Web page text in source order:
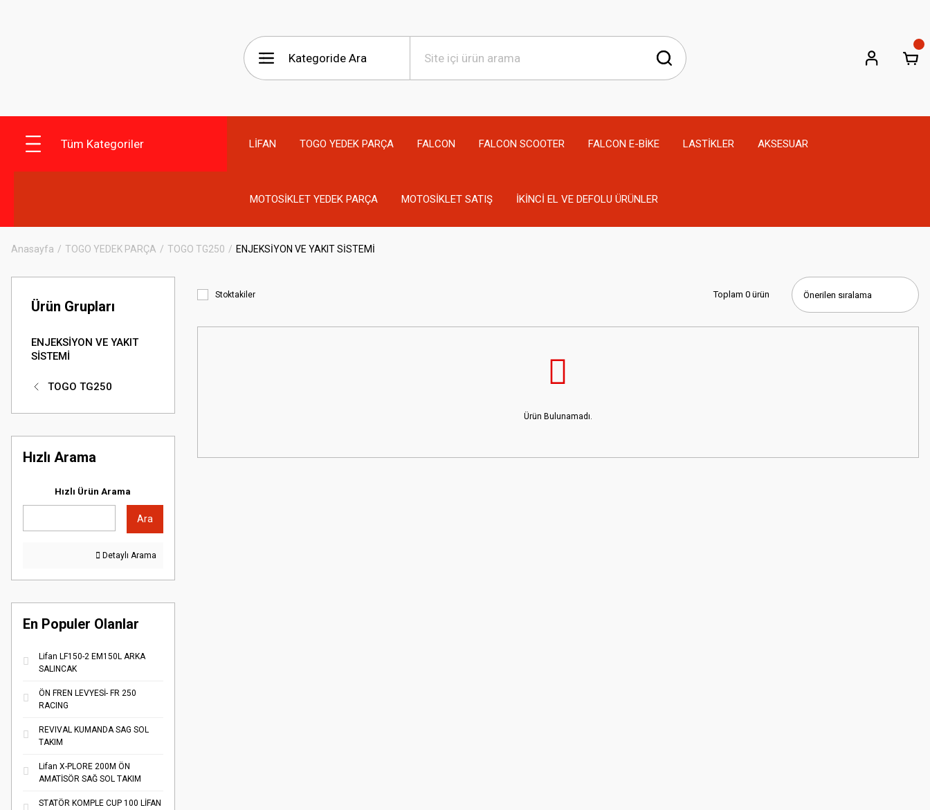
Tüm Kategoriler LİFAN TOGO YEDEK PARÇA FALCON FALCON SCOOTER FALCON E-BİKE LASTİKLER AKSESUAR
MOTOSİKLET YEDEK PARÇA MOTOSİKLET SATIŞ İKİNCİ EL VE DEFOLU ÜRÜNLER
Anasayfa TOGO YEDEK PARÇA TOGO TG250 ENJEKSİYON VE YAKIT SİSTEMİ
Ürün Grupları
ENJEKSİYON VE YAKIT
SİSTEMİ
TOGO TG250
Hızlı Arama
Hızlı Ürün Arama
Ara
Detaylı Arama
En Populer Olanlar
Lifan LF150-2 EM150L ARKA
SALINCAK
ÖN FREN LEVYESİ- FR 250
RACING
REVIVAL KUMANDA SAG SOL
TAKIM
Lifan X-PLORE 200M ÖN
AMATİSÖR SAĞ SOL TAKIM
STATÖR KOMPLE CUP 100 LİFAN
Stoktakiler Toplam 0 ürün
Ürün Bulunamadı.